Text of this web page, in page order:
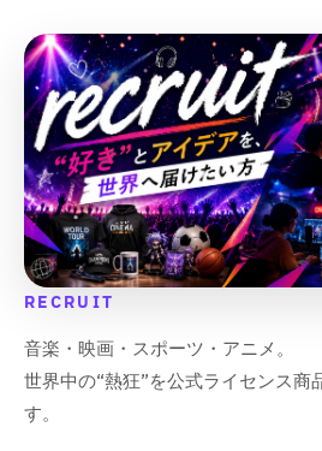
RECRUIT
音楽・映画・スポーツ・アニメ。
世界中の“熱狂”を公式ライセンス商
す。